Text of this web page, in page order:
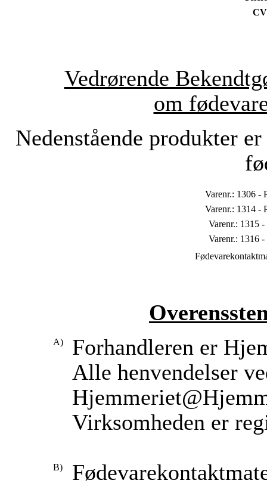
Vedrørende
om
Nedenstående produkter
Varenr.: 1306 -
Varenr.: 1314 -
Varenr.: 1315
Varenr.: 1316
Forhandleren er
Alle henvendelser
Virksomheden er